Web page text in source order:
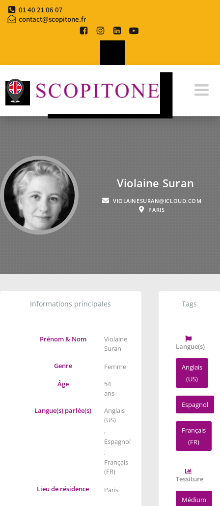
01 40 21 06 07
contact@scopitone.fr
Violaine Suran
VIOLAINESURAN@ICLOUD.COM
PARIS
Informations principales
Prénom & Nom
Violaine
Suran
Genre
Femme
Âge
54
ans
Langue(s) parlée(s)
Anglais
(US)
,
Espagnol
,
Français
(FR)
Lieu de résidence
Paris
Tags
Langue(s)
Anglais
(US)
Espagnol
Français
(FR)
Tessiture
Médium